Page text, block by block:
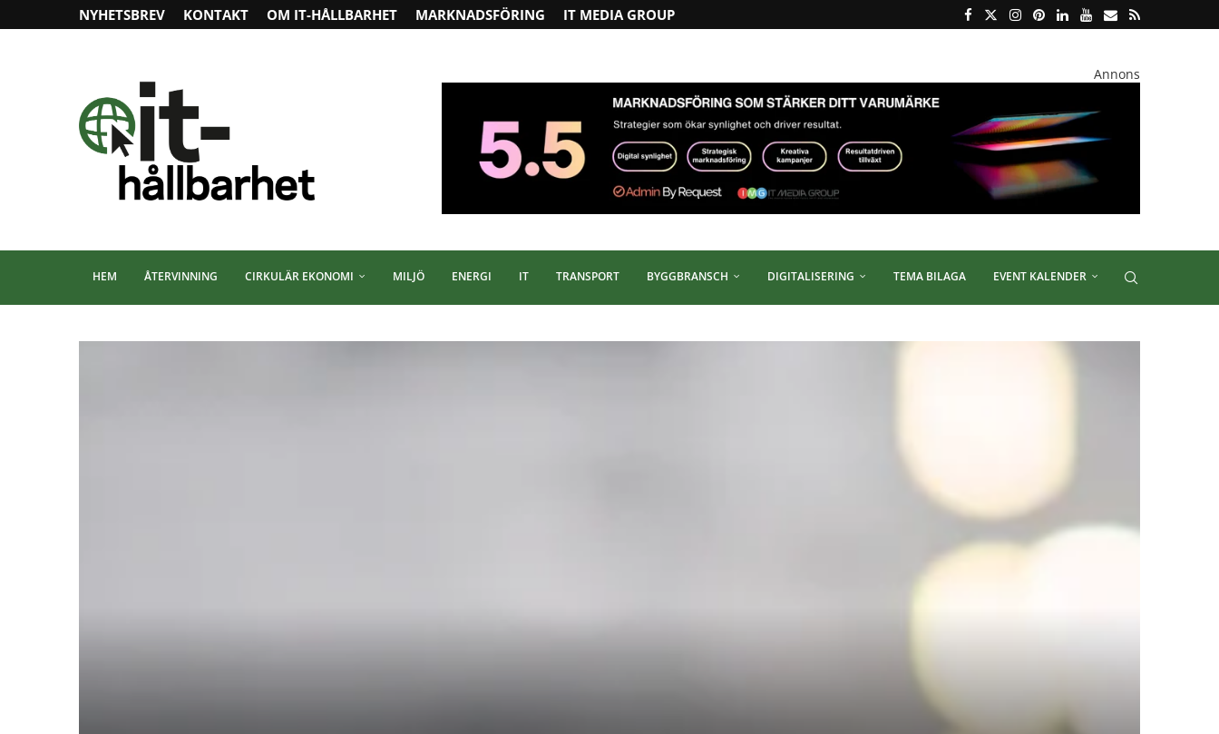
NYHETSBREV KONTAKT OM IT-HÅLLBARHET MARKNADSFÖRING IT MEDIA GROUP
Annons
HEM ÅTERVINNING CIRKULÄR EKONOMI MILJÖ ENERGI IT TRANSPORT BYGGBRANSCH DIGITALISERING TEMA BILAGA EVENT KALENDER